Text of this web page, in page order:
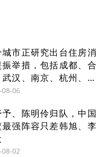
天我们如何理解这句
完全胜利的民族解放
民永远铭记。抗战
为这一主题创作的根
城市正研究出台住房消
振举措，包括成都、合
武汉、南京、杭州、青
庆、济南等
08-06
予、陈明伶归队，中国
最强阵容只差韩旭、李
08-02